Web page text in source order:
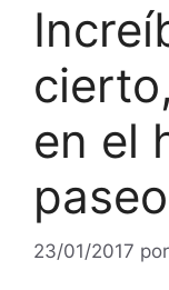
en el
23/01/2017 por